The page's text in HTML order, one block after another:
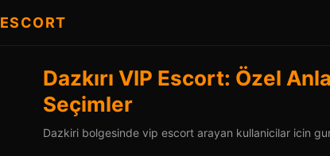
ESCORT
Dazkırı VIP Escort: Özel
Seçimler
Dazkiri bolgesinde vip escort arayan kullanicilar icin